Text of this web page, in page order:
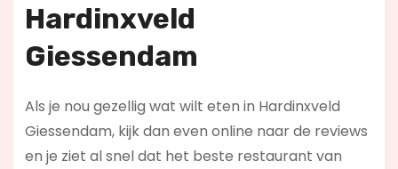
Hardinxveld
Giessendam
Als je nou gezellig wat wilt eten in Hardinxveld
Giessendam, kijk dan even online naar de reviews
en je ziet al snel dat het beste restaurant van